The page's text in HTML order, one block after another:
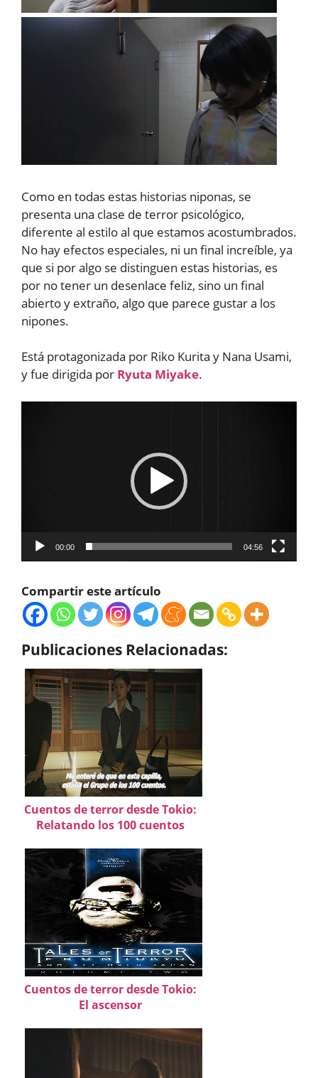
Como en todas estas historias niponas, se
presenta una clase de terror psicológico,
diferente al estilo al que estamos acostumbrados.
No hay efectos especiales, ni un final increíble, ya
que si por algo se distinguen estas historias, es
por no tener un desenlace feliz, sino un final
abierto y extraño, algo que parece gustar a los
nipones.
Está protagonizada por Riko Kurita y Nana Usami,
y fue dirigida por Ryuta Miyake.
00:00 04:56
Compartir este artículo
Publicaciones Relacionadas:
Cuentos de terror desde Tokio:
Relatando los 100 cuentos
Cuentos de terror desde Tokio:
El ascensor